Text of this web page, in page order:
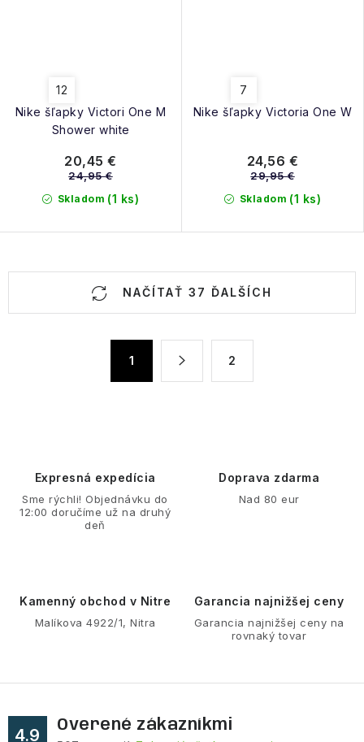
Nike šľapky Victori One M
Shower white
12
Skladom (1 ks)
20,45 €
24,95 €
Nike šľapky Victoria One W
7
Skladom (1 ks)
24,56 €
29,95 €
u
NAČÍTAŤ 37 ĎALŠÍCH
1 2
Expresná expedícia
Sme rýchli! Objednávku do
12:00 doručíme už na druhý
deň
Doprava zdarma
Nad 80 eur
Kamenný obchod v Nitre
Malíkova 4922/1, Nitra
Garancia najnižšej ceny
Garancia najnižšej ceny na
rovnaký tovar
4.9
Overené zákazníkmi